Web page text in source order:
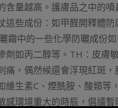
量越高。護膚品之中的
些成份：如甲醛開釋體
中的一些化學防曬成份
如丙二醇等。TH：皮膚
，偶然候還會浮現紅斑
生素C、煙酰胺、酸類等
環境重大的時辰，倡議